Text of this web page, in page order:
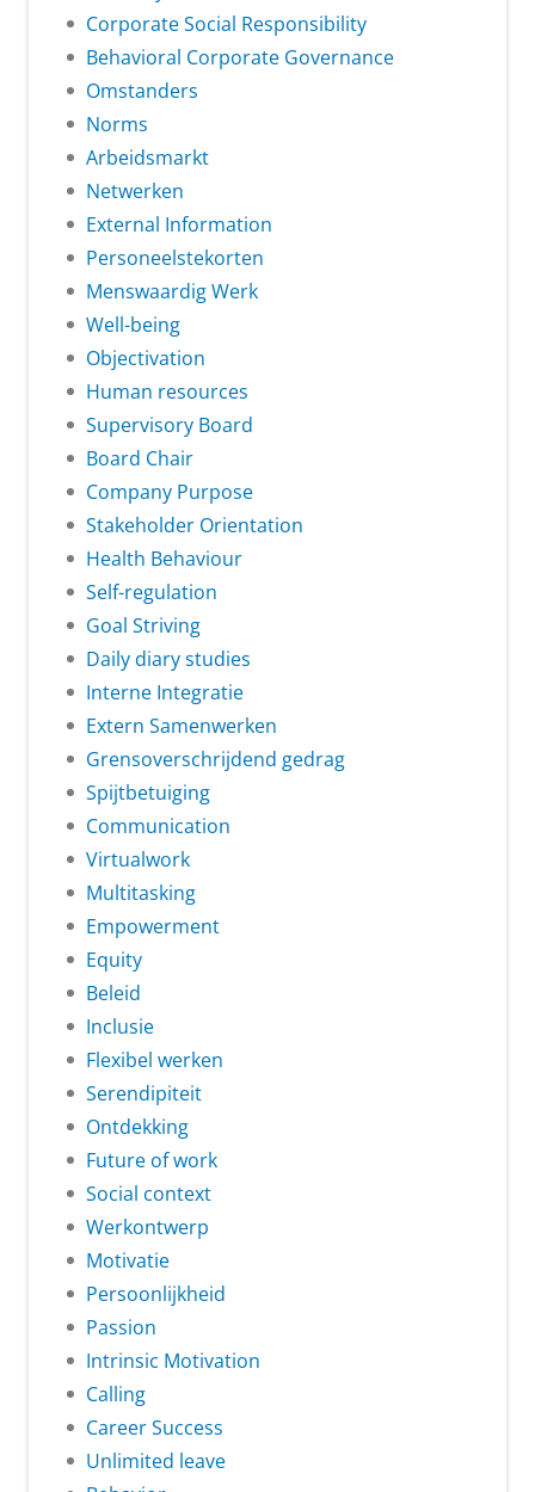
Corporate Social Responsibility
Behavioral Corporate Governance
Omstanders
Norms
Arbeidsmarkt
Netwerken
External Information
Personeelstekorten
Menswaardig Werk
Well-being
Objectivation
Human resources
Supervisory Board
Board Chair
Company Purpose
Stakeholder Orientation
Health Behaviour
Self-regulation
Goal Striving
Daily diary studies
Interne Integratie
Extern Samenwerken
Grensoverschrijdend gedrag
Spijtbetuiging
Communication
Virtualwork
Multitasking
Empowerment
Equity
Beleid
Inclusie
Flexibel werken
Serendipiteit
Ontdekking
Future of work
Social context
Werkontwerp
Motivatie
Persoonlijkheid
Passion
Intrinsic Motivation
Calling
Career Success
Unlimited leave